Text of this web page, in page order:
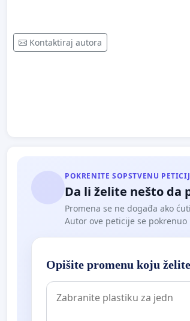
Kontaktiraj autora
POKRENITE SOPSTVENU
Da li želite nešto da
Promena se ne događa ako
Autor ove peticije se
Opišite promenu koju